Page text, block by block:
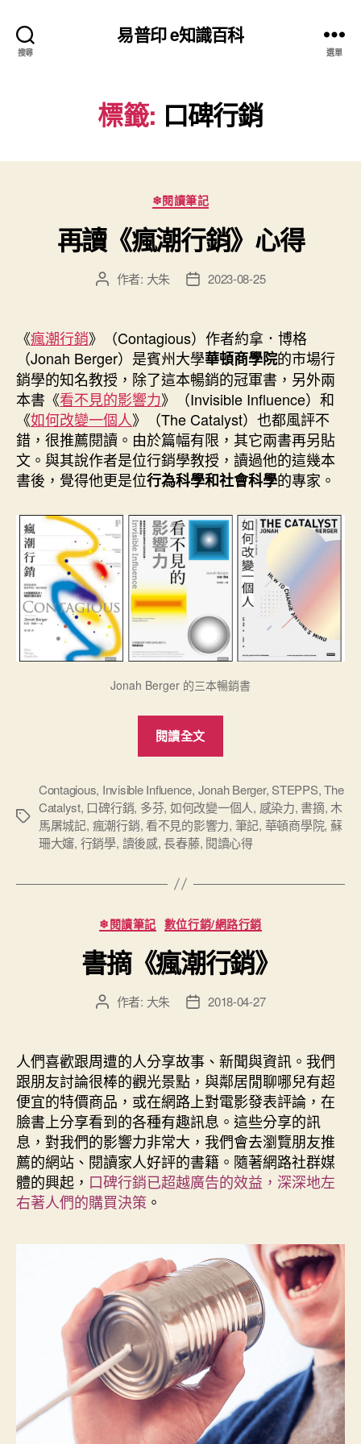
搜尋
易普印 e知識百科
選單
標籤: 口碑行銷
分
類
❄閱讀筆記
再讀《瘋潮行銷》心得
文
者
作者: 大朱
文
佈
日
期
2023-08-25
《瘋潮行銷》（Contagious）作者約拿．博格
（Jonah Berger）是賓州大學華頓商學院的市場行
銷學的知名教授，除了這本暢銷的冠軍書，另外兩
本書《看不見的影響力》（Invisible Influence）和
《如何改變一個人》（The Catalyst）也都風評不
錯，很推薦閱讀。由於篇幅有限，其它兩書再另貼
文。與其說作者是位行銷學教授，讀過他的這幾本
書後，覺得他更是位行為科學和社會科學的專家。
Jonah Berger 的三本暢銷書
閱讀全文
潮
行
銷》
心
標
Contagious, Invisible Influence, Jonah Berger,STEPPS,The
Catalyst, 口碑行銷, 多芬, 如何改變一個人, 感染力, 書摘, 木
馬屠城記, 瘋潮行銷,看不見的影響力, 筆記, 華頓商學院, 蘇
珊大嬸, 行銷學, 讀後感,長春藤, 閱讀心得
分
類
❄閱讀筆記 數位行銷/網路行銷
書摘《瘋潮行銷》
文
者
作者: 大朱
文
佈
日
期
2018-04-27
人們喜歡跟周遭的人分享故事、新聞與資訊。我們
跟朋友討論很棒的觀光景點，與鄰居閒聊哪兒有超
便宜的特價商品，或在網路上對電影發表評論，在
臉書上分享看到的各種有趣訊息。這些分享的訊
息，對我們的影響力非常大，我們會去瀏覽朋友推
薦的網站、閱讀家人好評的書籍。隨著網路社群媒
體的興起， 口碑行銷已超越廣告的效益，深深地左
右著人們的購買決策 。